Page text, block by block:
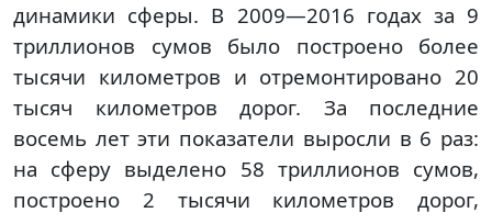
динамики сферы. В 2009—2016 годах за 9
триллионов сумов было построено более
тысячи километров и отремонтировано 20
тысяч километров дорог. За последние
восемь лет эти показатели выросли в 6 раз:
на сферу выделено 58 триллионов сумов,
построено 2 тысячи километров дорог,